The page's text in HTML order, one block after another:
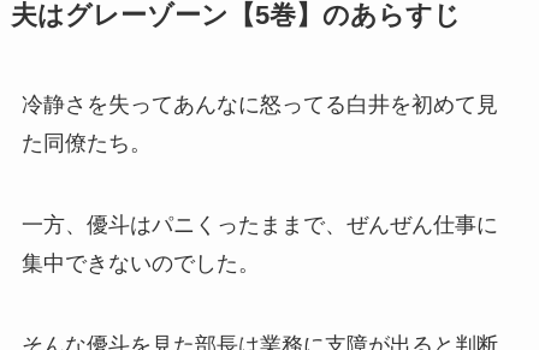
夫はグレーゾーン【5巻】のあらすじ
冷静さを失ってあんなに怒ってる白井を初めて見
た同僚たち。
一方、優斗はパニくったままで、ぜんぜん仕事に
集中できないのでした。
そんな優斗を見た部長は業務に支障が出ると判断